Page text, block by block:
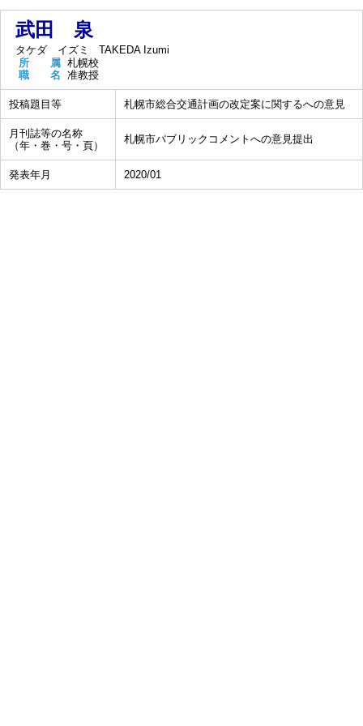
武田 泉
タケダ イズミ
TAKEDA Izumi
所 属 札幌校
職 名 准教授
投稿題目等 札幌市総合交通計画の改定案に関するへの意見
月刊誌等の名称
（年・巻・号・頁）
札幌市パブリックコメントへの意見提出
発表年月 2020/01